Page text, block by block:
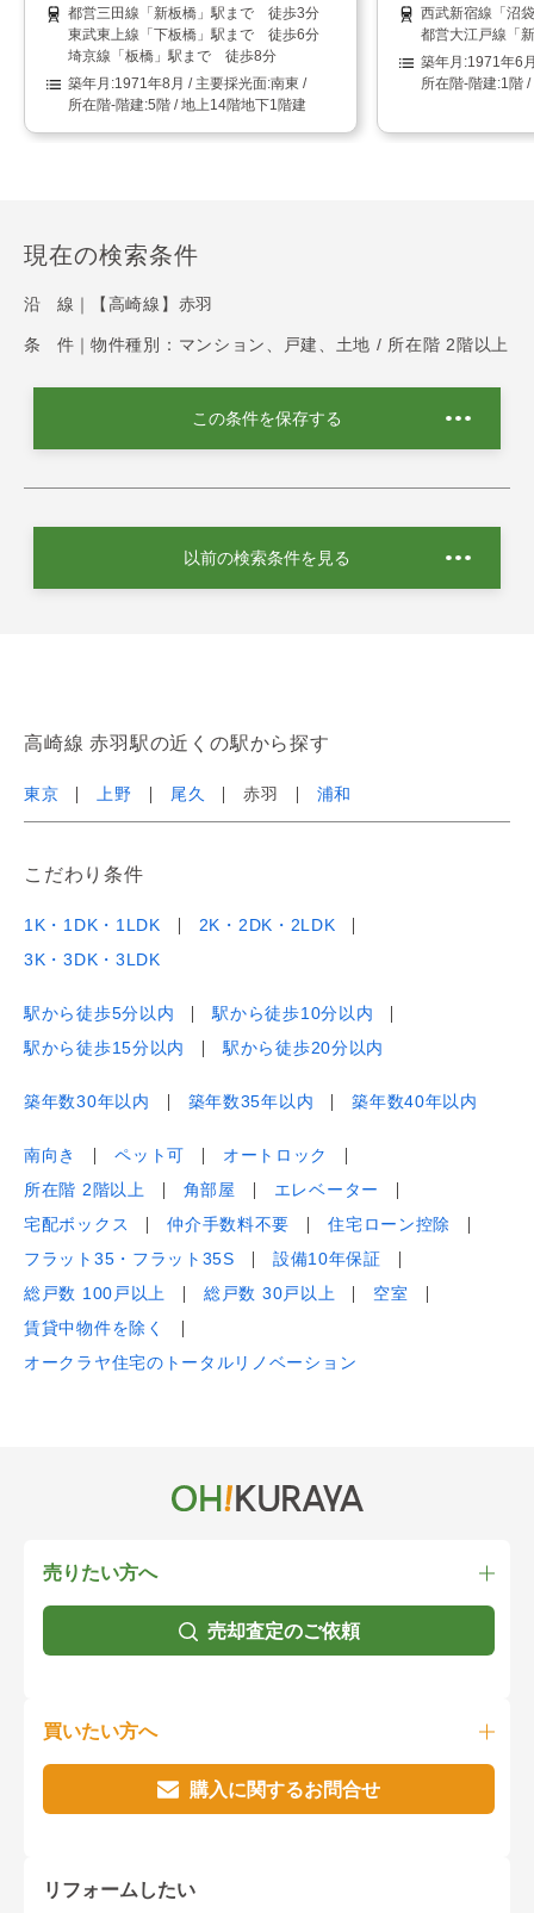
都営三田線「新板橋」駅まで 徒歩3分
東武東上線「下板橋」駅まで 徒歩6分
埼京線「板橋」駅まで 徒歩8分
1971年8月
南東
5階 / 地上14階地下1階建
西武新宿線「沼
都営大江戸線「
1971年6
1階
現在の検索条件
沿 線｜ 【高崎線】赤羽
条 件｜ 物件種別：マンション、戸建、土地 / 所在階 2階以上
この条件を保存する
以前の検索条件を見る
高崎線 赤羽駅の近くの駅から探す
東京 上野 尾久 赤羽 浦和
こだわり条件
1K・1DK・1LDK
2K・2DK・2LDK
3K・3DK・3LDK
駅から徒歩5分以内
駅から徒歩10分以内
駅から徒歩15分以内
駅から徒歩20分以内
築年数30年以内 築年数35年以内 築年数40年以内
南向き ペット可
オートロック
所在階 2階以上
角部屋
エレベーター
宅配ボックス
仲介手数料不要
住宅ローン控除
フラット35・フラット35S
設備10年保証
総戸数 100戸以上
総戸数 30戸以上
空室
賃貸中物件を除く
オークラヤ住宅のトータルリノベーション
売りたい方へ
売却査定のご依頼
買いたい方へ
購入に関するお問合せ
リフォームしたい